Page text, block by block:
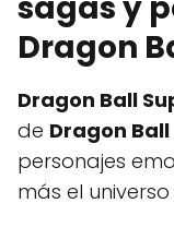
Dragon
Dragon Ball
de Dragon Ball
personajes
más el